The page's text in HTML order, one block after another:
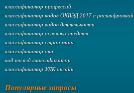
классификатор профессий
классификатор кодов ОКВЭД 2017 с расшифровкой
классификатор видов деятельности
классификатор основных средств
классификатор стран мира
классификатор окп
код тн вэд классификатор
классификатор УДК онлайн
Популярные запросы